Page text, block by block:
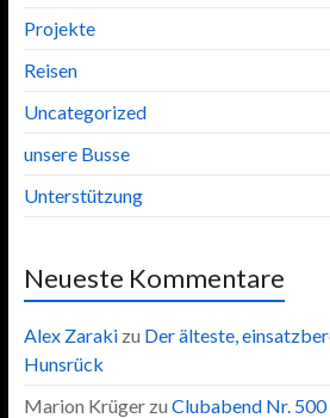
Projekte
Reisen
Uncategorized
unsere Busse
Unterstützung
Neueste Kommentare
Alex Zarakizu Der älteste,
Hunsrück
Marion Krügerzu Clubabend Nr. 500